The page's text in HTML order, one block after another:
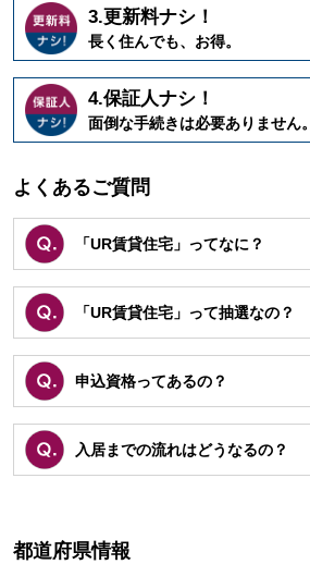
3.更新料ナシ！
長く住んでも、お得。
4.保証人ナシ！
面倒な手続きは必要ありません。
よくあるご質問
「UR賃貸住宅」ってなに？
「UR賃貸住宅」って抽選なの？
申込資格ってあるの？
入居までの流れはどうなるの？
都道府県情報